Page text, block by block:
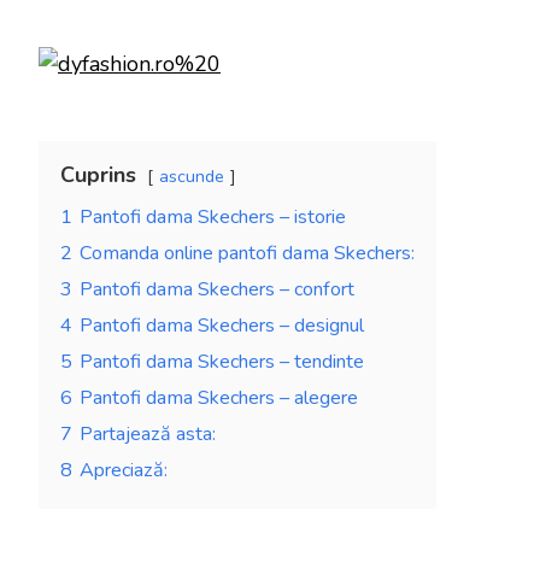
Cuprins ascunde
1 Pantofi dama Skechers – istorie
2 Comanda online pantofi dama Skechers:
3 Pantofi dama Skechers – confort
4 Pantofi dama Skechers – designul
5 Pantofi dama Skechers – tendinte
6 Pantofi dama Skechers – alegere
7 Partajează asta:
8 Apreciază: